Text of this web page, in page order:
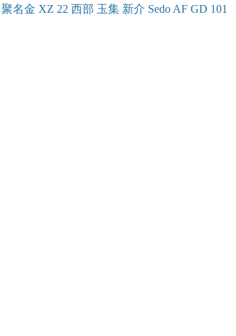
聚名金 XZ 22 西部 玉集 新介 Sedo AF GD 101